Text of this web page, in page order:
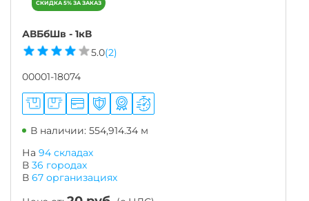
АВБбШв - 1кВ
5.0(2)
00001-18074
В наличии: 554,914.34 м
На 94 складах
В 36 городах
В 67 организациях